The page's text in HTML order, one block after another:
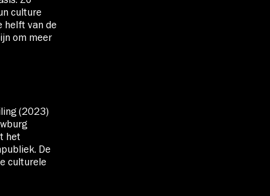
culture
helft van de
om meer
(2023)
het
De
culturele